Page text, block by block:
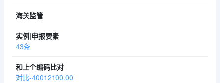
43条
对比-40012100.00